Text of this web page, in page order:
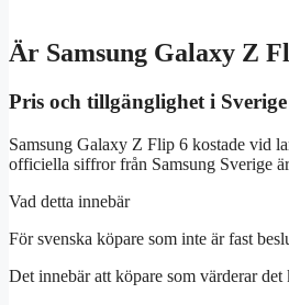
Är Samsung Galaxy Z
Pris och tillgänglighet i Sverige
Samsung Galaxy Z Flip 6 kostade vid
officiella siffror från Samsung Sverige
Vad detta innebär
För svenska köpare som inte är fast
Det innebär att köpare som värderar